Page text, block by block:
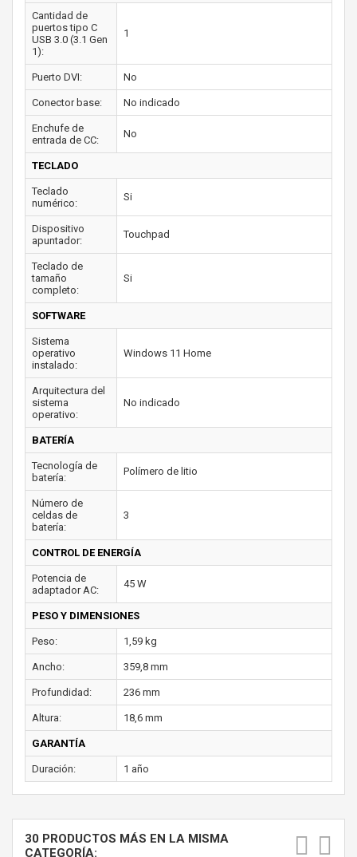
Cantidad de
puertos tipo C
USB 3.0 (3.1 Gen
1):
1
Puerto DVI: No
Conector base: No indicado
Enchufe de
entrada de CC:
No
TECLADO
Teclado
numérico:
Si
Dispositivo
apuntador:
Touchpad
Teclado de
tamaño
completo:
Si
SOFTWARE
Sistema
operativo
instalado:
Windows 11 Home
Arquitectura del
sistema
operativo:
No indicado
BATERÍA
Tecnología de
batería:
Polímero de litio
Número de
celdas de
batería:
3
CONTROL DE ENERGÍA
Potencia de
adaptador AC:
45 W
PESO Y DIMENSIONES
Peso: 1,59 kg
Ancho: 359,8 mm
Profundidad: 236 mm
Altura: 18,6 mm
GARANTÍA
Duración: 1 año
30 PRODUCTOS MÁS EN LA MISMA
CATEGORÍA: